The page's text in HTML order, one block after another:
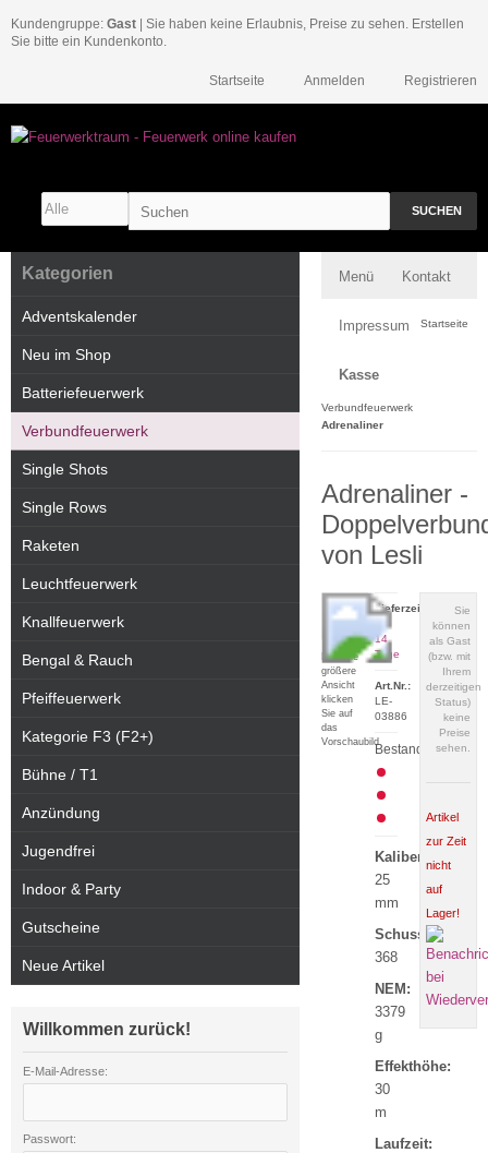
Kundengruppe: Gast | Sie haben keine Erlaubnis, Preise zu sehen. Erstellen
Sie bitte ein Kundenkonto.
Registrieren
Anmelden
Startseite
SUCHEN
Menü Kontakt
Impressum
Kasse
Startseite
Verbundfeuerwerk
Adrenaliner
Adrenaliner -
von Lesli
Für eine
größere
Ansicht
klicken
Sie auf
das
Vorschaubild
Sie
können
als Gast
(bzw. mit
Ihrem
derzeitigen
Status)
keine
Preise
sehen.
Artikel
zur Zeit
nicht
auf
Lager!
Lieferzeit:
7 -
14
Tage
Art.Nr.:
LE-
03886
Bestand:
Kaliber:
25
mm
Schuss:
368
NEM:
3379
g
Effekthöhe:
30
m
Laufzeit:
Kategorien
Adventskalender
Neu im Shop
Batteriefeuerwerk
Verbundfeuerwerk
Single Shots
Single Rows
Raketen
Leuchtfeuerwerk
Knallfeuerwerk
Bengal & Rauch
Pfeiffeuerwerk
Kategorie F3 (F2+)
Bühne / T1
Anzündung
Jugendfrei
Indoor & Party
Gutscheine
Neue Artikel
Willkommen zurück!
E-Mail-Adresse:
Passwort: